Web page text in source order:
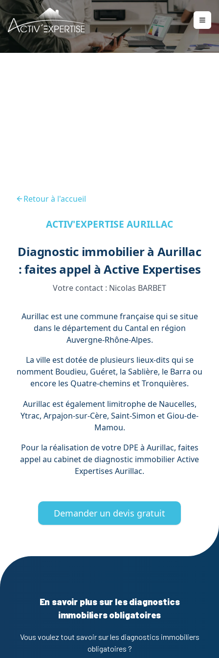
Retour à l'accueil
ACTIV'EXPERTISE AURILLAC
Diagnostic immobilier à Aurillac
: faites appel à Active Expertises
Votre contact : Nicolas BARBET
Aurillac est une commune française qui se situe
dans le département du Cantal en région
Auvergne-Rhône-Alpes.
La ville est dotée de plusieurs lieux-dits qui se
nomment Boudieu, Guéret, la Sablière, le Barra ou
encore les Quatre-chemins et Tronquières.
Aurillac est également limitrophe de Naucelles,
Ytrac, Arpajon-sur-Cère, Saint-Simon et Giou-de-
Mamou.
Pour la réalisation de votre DPE à Aurillac, faites
appel au cabinet de diagnostic immobilier Active
Expertises Aurillac.
Demander un devis gratuit
En savoir plus sur les diagnostics
immobiliers obligatoires
Vous voulez tout savoir sur les diagnostics immobiliers
obligatoires ?